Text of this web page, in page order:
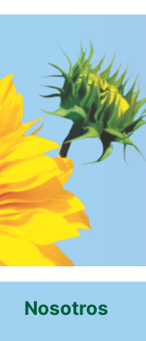
Nosotros